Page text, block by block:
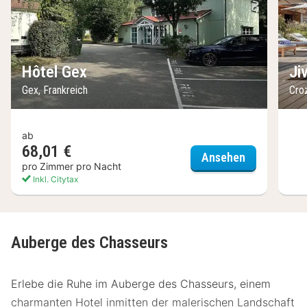
Hôtel Gex
Gex, Frankreich
ab
68,01 €
pro Zimmer pro Nacht
Inkl. Citytax
Ansehen
Auberge des Chasseurs
Erlebe die Ruhe im Auberge des Chasseurs, einem
charmanten Hotel inmitten der malerischen Landschaft